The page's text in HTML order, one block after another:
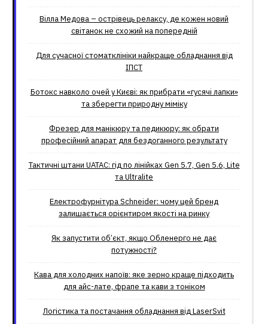
Вілла Медова – острівець релаксу, де кожен новий
світанок не схожий на попередній
Для сучасної стоматклініки найкраще обладнання від
ІПСТ
Ботокс навколо очей у Києві: як прибрати «гусячі лапки»
та зберегти природну міміку
Фрезер для манікюру та педикюру: як обрати
професійний апарат для бездоганного результату
Тактичні штани UATAC: гід по лінійках Gen 5.7, Gen 5.6, Lite
та Ultralite
Електрофурнітура Schneider: чому цей бренд
залишається орієнтиром якості на ринку
Як запустити об’єкт, якщо Обленерго не дає
потужності?
Кава для холодних напоїв: яке зерно краще підходить
для айс-лате, фрапе та кави з тоніком
Логістика та постачання обладнання від LaserSvit